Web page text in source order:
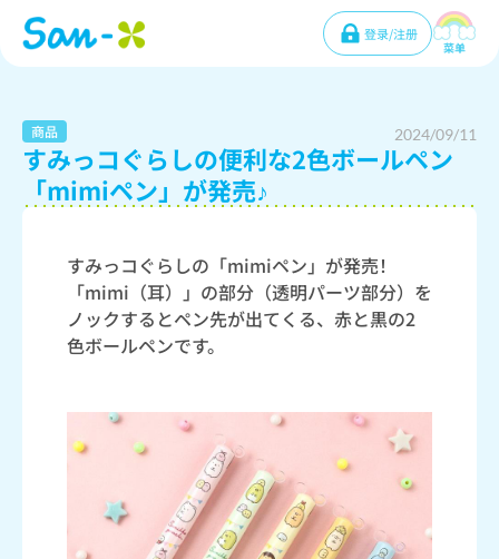
登录/注册
菜单
商品 2024/09/11
すみっコぐらしの便利な2色ボールペン
「mimiペン」が発売♪
すみっコぐらしの「mimiペン」が発売！
「mimi（耳）」の部分（透明パーツ部分）を
ノックするとペン先が出てくる、赤と黒の2
色ボールペンです。